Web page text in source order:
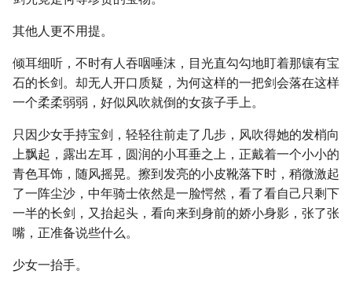
其他人更不用提。
倾耳细听，不时有人吞咽唾沫，目光直勾勾地盯着那镶有宝
石的长剑。却无人开口质疑，为何这样的一把剑会落在这样
一个柔柔弱弱，好似风吹就倒的女孩子手上。
只因少女手持宝剑，轻轻往前走了几步，风吹得她的发梢向
上飘起，露出左耳，圆润的小耳垂之上，正戴着一个小小的
青色耳饰，随风摇晃。擦到发亮的小皮靴落下时，稍微激起
了一阵尘沙，中年骑士依然是一脸愕然，看了看自己只剩下
一半的长剑，又抬起头，看向来到身前的娇小身影，张了张
嘴，正准备说些什么。
少女一抬手。